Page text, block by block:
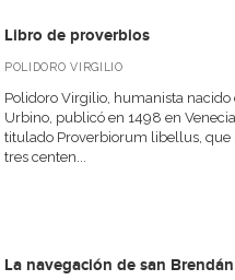
Libro de proverbios
POLIDORO VIRGILIO
Polidoro Virgilio, humanista nacido
Urbino, publicó en 1498 en
titulado Proverbiorum libellus, que
tres centen...
La navegación de san Brendán